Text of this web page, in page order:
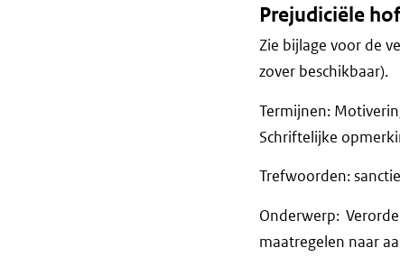
Prejudiciële
Zie bijlage voor de
zover beschikbaar).
Termijnen:
Schriftelijke
Trefwoorden:
Onderwerp:
maatregelen naar